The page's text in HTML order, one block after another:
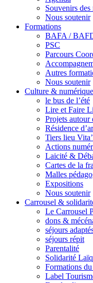
Souvenirs
Nous soutenir
Formations
BAFA /
PSC
Parcours
Autres
Nous soutenir
Culture & numérique
le bus de l’été
Lire et Faire
Projets autour
Résidence
Tiers lieu
Actions
Laicité &
Cartes de la
Malles
Expositions
Nous soutenir
Carrousel &
Le Carrousel
dons &
séjours
séjours répit
Parentalité
Solidarité
Formations
Label